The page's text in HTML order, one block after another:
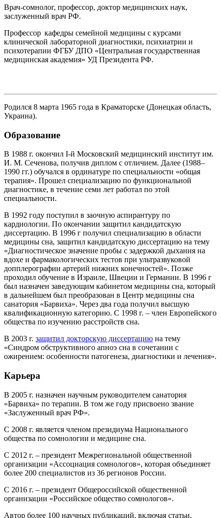
Врач-сомнолог, профессор, доктор медицинских наук,
заслуженный врач РФ.
Профессор кафедры семейной медицины с курсами
клинической лабораторной диагностики, психиатрии и
психотерапии ФГБУ ДПО «Центральная государственная
медицинская академия» УД Президента РФ.
Родился 8 марта 1965 года в Краматорске (Донецкая область,
Украина).
Образование
В 1988 г. окончил I-й Московский медицинский институт им.
И. М. Сеченова, получив диплом с отличием. Далее (1988–
1990 гг.) обучался в ординатуре по специальности «общая
терапия». Прошел специализацию по функциональной
диагностике, в течение семи лет работал по этой
специальности.
В 1992 году поступил в заочную аспирантуру по
кардиологии. По окончании защитил кандидатскую
диссертацию. В 1996 г получил специализацию в области
медицины сна, защитил кандидатскую диссертацию на тему
«Диагностическое значение пробы с задержкой дыхания на
вдохе и фармакологических тестов при ультразвуковой
допплерографии артерий нижних конечностей». Позже
проходил обучение в Израиле, Швеции и Германии. В 1996 г
был назначен заведующим кабинетом медицины сна, который
в дальнейшем был преобразован в Центр медицины сна
санатория «Барвиха». Через два года получил высшую
квалификационную категорию. С 1998 г. – член Европейского
общества по изучению расстройств сна.
В 2003 г. защитил докторскую диссертацию на тему
«Синдром обструктивного апноэ сна в сочетании с
ожирением: особенности патогенеза, диагностики и лечения».
Карьера
В 2005 г. назначен научным руководителем санатория
«Барвиха» по терапии. В том же году присвоено звание
«Заслуженный врач РФ».
С 2008 г. является членом президиума Национального
общества по сомнологии и медицине сна.
С 2012 г. – президент Межрегиональной общественной
организации «Ассоциация сомнологов», которая объединяет
более 200 специалистов из 36 регионов России.
C 2016 г. – президент Общероссийской общественной
организации «Российское общество сомнологов».
Автор более 100 научных публикаций, включая статьи,